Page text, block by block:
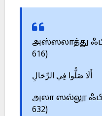
அஸ்ஸலாத்து
616)
أَلَا صَلُّوا فِي الرِّحَالِ
அலா ஸல்லூ
632)